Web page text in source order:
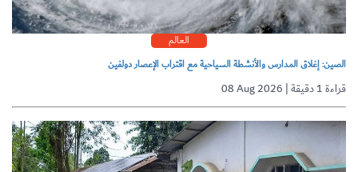
العالم
الصين: إغلاق المدارس والأنشطة السياحية مع اقتراب الإعصار دولفين
08 Aug 2026 | قراءة 1 دقيقة